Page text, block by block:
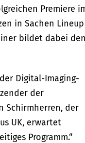
Premiere
in Sachen Lineup
bildet dabei den
Digital-Imaging-
der
Schirmherren, der
UK, erwartet
Programm.“